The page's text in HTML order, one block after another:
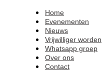
Home
Evenementen
Nieuws
Vrijwilliger worden
Whatsapp groep
Over ons
Contact